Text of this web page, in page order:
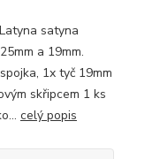
satyna
a 19mm.
1x tyč 19mm
skřipcem 1 ks
celý popis